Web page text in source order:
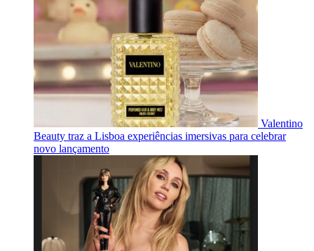
Valentino
Beauty traz a Lisboa experiências imersivas para celebrar
novo lançamento